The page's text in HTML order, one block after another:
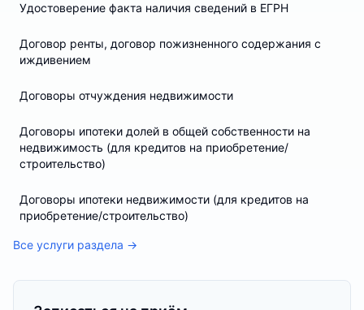
Удостоверение факта наличия сведений в ЕГРН
Договор ренты, договор пожизненного содержания с
иждивением
Договоры отчуждения недвижимости
Договоры ипотеки долей в общей собственности на
недвижимость (для кредитов на приобретение/
строительство)
Договоры ипотеки недвижимости (для кредитов на
приобретение/строительство)
Все услуги раздела →